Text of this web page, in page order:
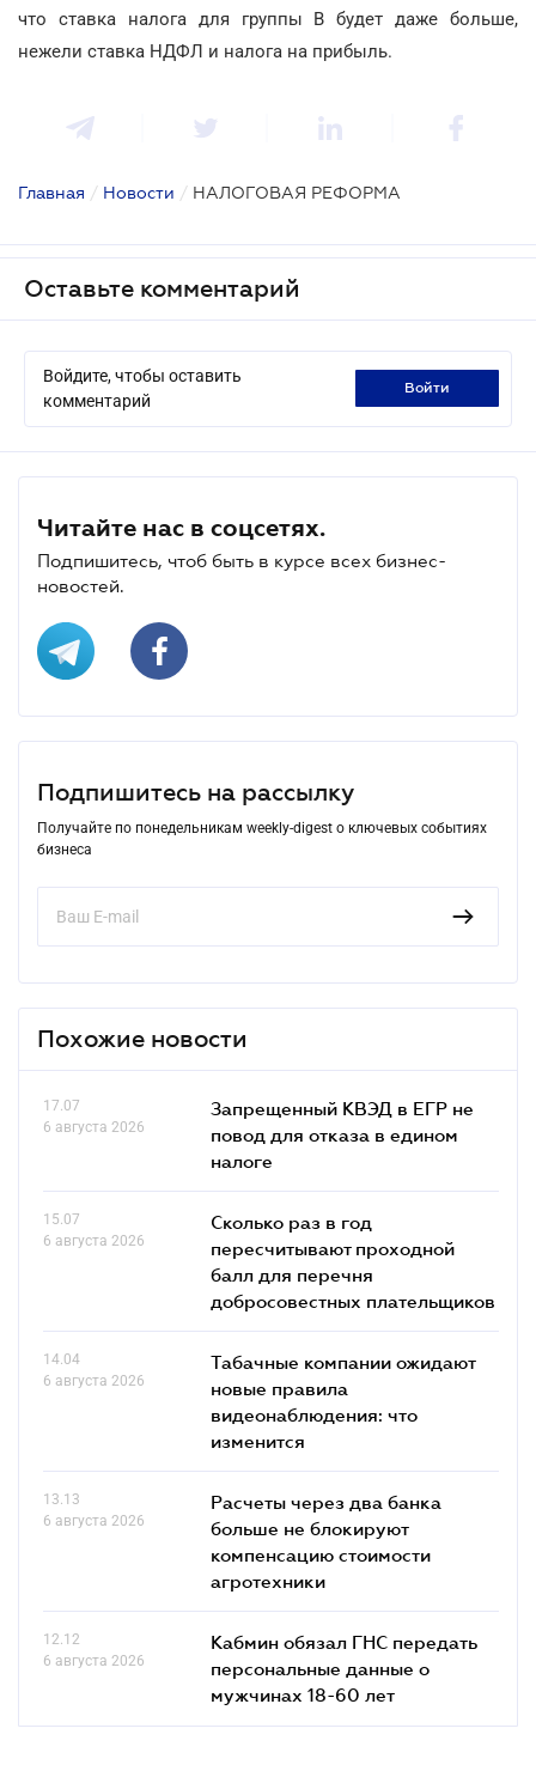
что ставка налога для группы В будет даже больше,
нежели ставка НДФЛ и налога на прибыль.
Главная / Новости / НАЛОГОВАЯ РЕФОРМА
Оставьте комментарий
Войдите, чтобы оставить
комментарий
войти
Читайте нас в соцсетях.
Подпишитесь, чтоб быть в курсе всех бизнес-
новостей.
Подпишитесь на рассылку
Получайте по понедельникам weekly-digest о ключевых событиях
бизнеса
Похожие новости
17.07
6 августа 2026
Запрещенный КВЭД в ЕГР не
повод для отказа в едином
налоге
15.07
6 августа 2026
Сколько раз в год
пересчитывают проходной
балл для перечня
добросовестных плательщиков
14.04
6 августа 2026
Табачные компании ожидают
новые правила
видеонаблюдения: что
изменится
13.13
6 августа 2026
Расчеты через два банка
больше не блокируют
компенсацию стоимости
агротехники
12.12
6 августа 2026
Кабмин обязал ГНС передать
персональные данные о
мужчинах 18-60 лет